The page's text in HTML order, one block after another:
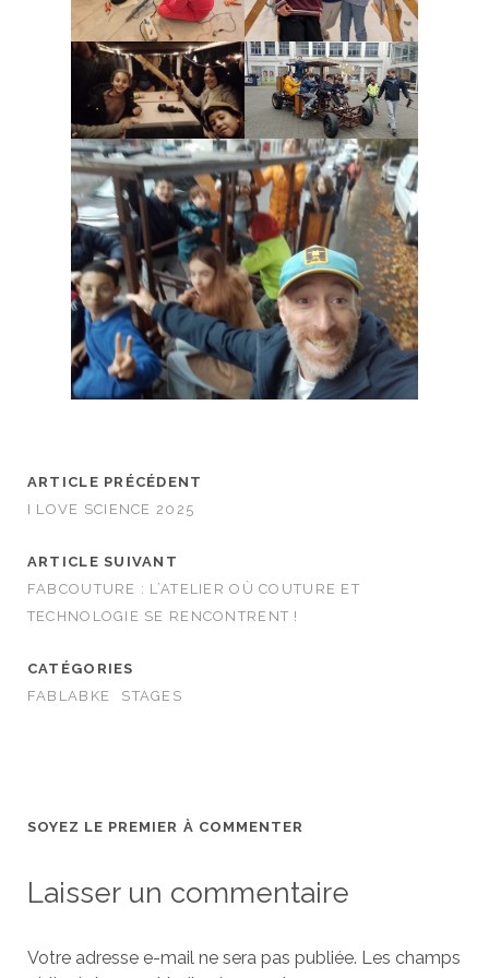
ARTICLE PRÉCÉDENT
I LOVE SCIENCE 2025
ARTICLE SUIVANT
FABCOUTURE : L’ATELIER OÙ COUTURE ET
TECHNOLOGIE SE RENCONTRENT !
CATÉGORIES
FABLABKE
STAGES
SOYEZ LE PREMIER À COMMENTER
Laisser un commentaire
Votre adresse e-mail ne sera pas publiée. Les champs